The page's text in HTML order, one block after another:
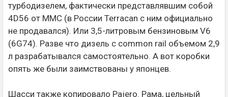
турбодизелем, фактически представлявшим собой
4D56 от MMC (в России Terracan с ним официально
не продавался). Или 3,5-литровым бензиновым V6
(6G74). Разве что дизель с common rail объемом 2,9
л разрабатывался самостоятельно. А вот коробки
опять же были заимствованы у японцев.
Шасси также копировало Pajero. Рама, цельный